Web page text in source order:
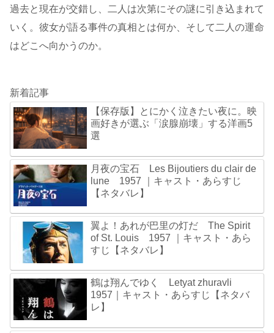
過去と現在が交錯し、二人は次第にその謎に引き込まれて
いく。彼女が語る事件の真相とは何か、そして二人の運命
はどこへ向かうのか。
新着記事
【保存版】とにかく泣きたい夜に。映
画好きが選ぶ「涙腺崩壊」する洋画5
選
月夜の宝石 Les Bijoutiers du clair de
lune 1957 ｜キャスト・あらすじ
【ネタバレ】
翼よ！あれが巴里の灯だ The Spirit
of St. Louis 1957 ｜キャスト・あら
すじ【ネタバレ】
鶴は翔んでゆく Letyat zhuravli
1957｜キャスト・あらすじ【ネタバ
レ】